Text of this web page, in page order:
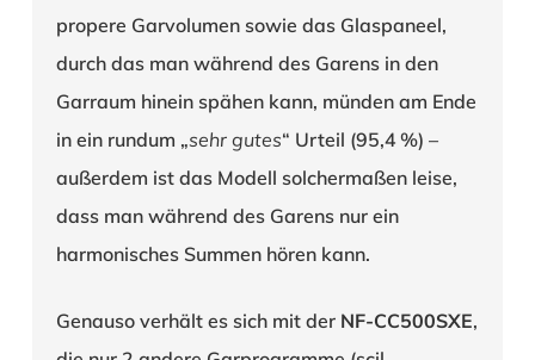
propere Garvolumen sowie das Glaspaneel,
durch das man während des Garens in den
Garraum hinein spähen kann, münden am Ende
in ein rundum „sehr gutes“ Urteil (95,4 %) –
außerdem ist das Modell solchermaßen leise,
dass man während des Garens nur ein
harmonisches Summen hören kann.
Genauso verhält es sich mit der NF-CC500SXE,